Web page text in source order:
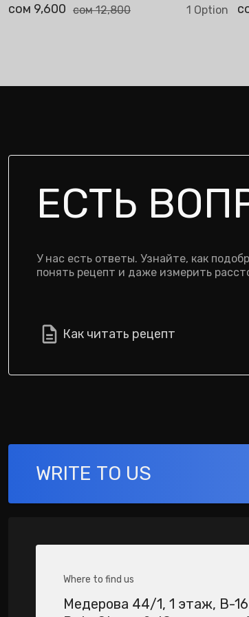
сом 9,600 сом 12,800 1 Option
ЕСТЬ
У нас есть ответы. Узнайте, как
понять рецепт и даже измерить
Как читать рецепт
WRITE TO US
Where to find us
Медерова 44/1​, 1 этаж, В-16